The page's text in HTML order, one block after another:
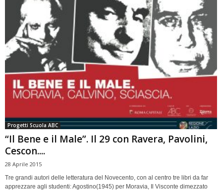
Progetti Scuola ABC
“Il Bene e il Male”. Il 29 con Ravera, Pavolini,
Cescon....
28 Aprile 2015
Tre grandi autori delle letteratura del Novecento, con al centro tre libri da far
apprezzare agli studenti: Agostino(1945) per Moravia, Il Visconte dimezzato